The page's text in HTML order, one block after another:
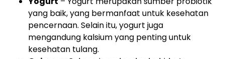
yang baik, yang bermanfaat untuk kesehatan
pencernaan. Selain itu, yogurt juga
mengandung kalsium yang penting untuk
kesehatan tulang.